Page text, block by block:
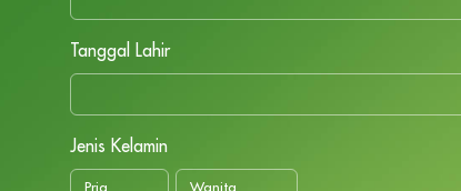
Tanggal Lahir
Jenis Kelamin
Pria Wanita